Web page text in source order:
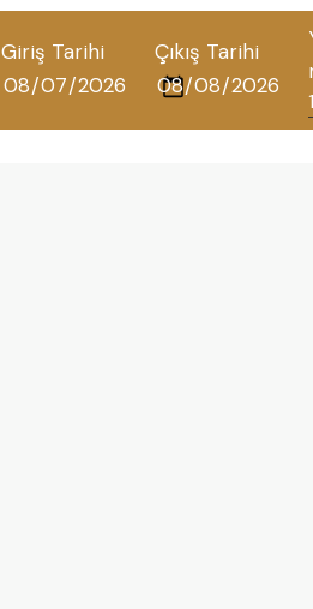
Giriş Tarihi Çıkış Tarihi
ALL HOTELS